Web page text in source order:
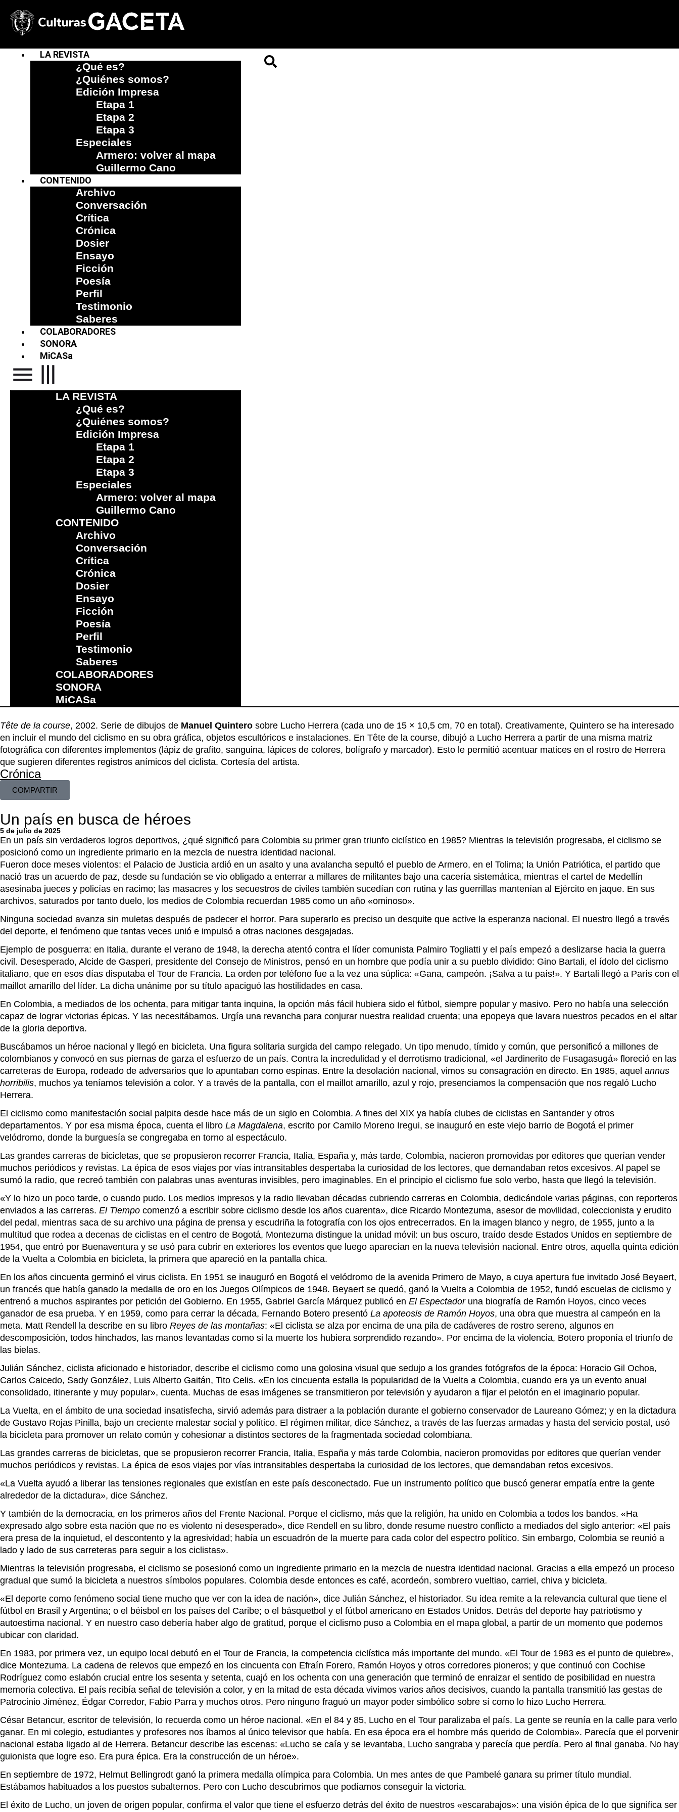
LA REVISTA
¿Qué es?
¿Quiénes somos?
Edición Impresa
Etapa 1
Etapa 2
Etapa 3
Especiales
Armero: volver al mapa
Guillermo Cano
CONTENIDO
Archivo
Conversación
Crítica
Crónica
Dosier
Ensayo
Ficción
Poesía
Perfil
Testimonio
Saberes
COLABORADORES
SONORA
MiCASa
LA REVISTA
¿Qué es?
¿Quiénes somos?
Edición Impresa
Etapa 1
Etapa 2
Etapa 3
Especiales
Armero: volver al mapa
Guillermo Cano
CONTENIDO
Archivo
Conversación
Crítica
Crónica
Dosier
Ensayo
Ficción
Poesía
Perfil
Testimonio
Saberes
COLABORADORES
SONORA
MiCASa
Tête de la course, 2002. Serie de dibujos de Manuel Quintero sobre Lucho Herrera (cada uno de 15 × 10,5 cm, 70 en total). Creativamente, Quintero se ha interesado
en incluir el mundo del ciclismo en su obra gráfica, objetos escultóricos e instalaciones. En Tête de la course, dibujó a Lucho Herrera a partir de una misma matriz
fotográfica con diferentes implementos (lápiz de grafito, sanguina, lápices de colores, bolígrafo y marcador). Esto le permitió acentuar matices en el rostro de Herrera
que sugieren diferentes registros anímicos del ciclista. Cortesía del artista.
Crónica
COMPARTIR
Un país en busca de héroes
5 de julio de 2025
En un país sin verdaderos logros deportivos, ¿qué significó para Colombia su primer gran triunfo ciclístico en 1985? Mientras la televisión progresaba, el ciclismo se
posicionó como un ingrediente primario en la mezcla de nuestra identidad nacional.
Fueron doce meses violentos: el Palacio de Justicia ardió en un asalto y una avalancha sepultó el pueblo de Armero, en el Tolima; la Unión Patriótica, el partido que
nació tras un acuerdo de paz, desde su fundación se vio obligado a enterrar a millares de militantes bajo una cacería sistemática, mientras el cartel de Medellín
asesinaba jueces y policías en racimo; las masacres y los secuestros de civiles también sucedían con rutina y las guerrillas mantenían al Ejército en jaque. En sus
archivos, saturados por tanto duelo, los medios de Colombia recuerdan 1985 como un año «ominoso».
Ninguna sociedad avanza sin muletas después de padecer el horror. Para superarlo es preciso un desquite que active la esperanza nacional. El nuestro llegó a través
del deporte, el fenómeno que tantas veces unió e impulsó a otras naciones desgajadas.
Ejemplo de posguerra: en Italia, durante el verano de 1948, la derecha atentó contra el líder comunista Palmiro Togliatti y el país empezó a deslizarse hacia la guerra
civil. Desesperado, Alcide de Gasperi, presidente del Consejo de Ministros, pensó en un hombre que podía unir a su pueblo dividido: Gino Bartali, el ídolo del ciclismo
italiano, que en esos días disputaba el Tour de Francia. La orden por teléfono fue a la vez una súplica: «Gana, campeón. ¡Salva a tu país!». Y Bartali llegó a París con el
maillot amarillo del líder. La dicha unánime por su título apaciguó las hostilidades en casa.
En Colombia, a mediados de los ochenta, para mitigar tanta inquina, la opción más fácil hubiera sido el fútbol, siempre popular y masivo. Pero no había una selección
capaz de lograr victorias épicas. Y las necesitábamos. Urgía una revancha para conjurar nuestra realidad cruenta; una epopeya que lavara nuestros pecados en el altar
de la gloria deportiva.
Buscábamos un héroe nacional y llegó en bicicleta. Una figura solitaria surgida del campo relegado. Un tipo menudo, tímido y común, que personificó a millones de
colombianos y convocó en sus piernas de garza el esfuerzo de un país. Contra la incredulidad y el derrotismo tradicional, «el Jardinerito de Fusagasugá» floreció en las
carreteras de Europa, rodeado de adversarios que lo apuntaban como espinas. Entre la desolación nacional, vimos su consagración en directo. En 1985, aquel annus
horribilis, muchos ya teníamos televisión a color. Y a través de la pantalla, con el maillot amarillo, azul y rojo, presenciamos la compensación que nos regaló Lucho
Herrera.
El ciclismo como manifestación social palpita desde hace más de un siglo en Colombia. A fines del XIX ya había clubes de ciclistas en Santander y otros
departamentos. Y por esa misma época, cuenta el libro La Magdalena, escrito por Camilo Moreno Iregui, se inauguró en este viejo barrio de Bogotá el primer
velódromo, donde la burguesía se congregaba en torno al espectáculo.
Las grandes carreras de bicicletas, que se propusieron recorrer Francia, Italia, España y, más tarde, Colombia, nacieron promovidas por editores que querían vender
muchos periódicos y revistas. La épica de esos viajes por vías intransitables despertaba la curiosidad de los lectores, que demandaban retos excesivos. Al papel se
sumó la radio, que recreó también con palabras unas aventuras invisibles, pero imaginables. En el principio el ciclismo fue solo verbo, hasta que llegó la televisión.
«Y lo hizo un poco tarde, o cuando pudo. Los medios impresos y la radio llevaban décadas cubriendo carreras en Colombia, dedicándole varias páginas, con reporteros
enviados a las carreras. El Tiempo comenzó a escribir sobre ciclismo desde los años cuarenta», dice Ricardo Montezuma, asesor de movilidad, coleccionista y erudito
del pedal, mientras saca de su archivo una página de prensa y escudriña la fotografía con los ojos entrecerrados. En la imagen blanco y negro, de 1955, junto a la
multitud que rodea a decenas de ciclistas en el centro de Bogotá, Montezuma distingue la unidad móvil: un bus oscuro, traído desde Estados Unidos en septiembre de
1954, que entró por Buenaventura y se usó para cubrir en exteriores los eventos que luego aparecían en la nueva televisión nacional. Entre otros, aquella quinta edición
de la Vuelta a Colombia en bicicleta, la primera que apareció en la pantalla chica.
En los años cincuenta germinó el virus ciclista. En 1951 se inauguró en Bogotá el velódromo de la avenida Primero de Mayo, a cuya apertura fue invitado José Beyaert,
un francés que había ganado la medalla de oro en los Juegos Olímpicos de 1948. Beyaert se quedó, ganó la Vuelta a Colombia de 1952, fundó escuelas de ciclismo y
entrenó a muchos aspirantes por petición del Gobierno. En 1955, Gabriel García Márquez publicó en El Espectadoruna biografía de Ramón Hoyos, cinco veces
ganador de esa prueba. Y en 1959, como para cerrar la década, Fernando Botero presentó La apoteosis de Ramón Hoyos, una obra que muestra al campeón en la
meta. Matt Rendell la describe en su libro Reyes de las montañas: «El ciclista se alza por encima de una pila de cadáveres de rostro sereno, algunos en
descomposición, todos hinchados, las manos levantadas como si la muerte los hubiera sorprendido rezando». Por encima de la violencia, Botero proponía el triunfo de
las bielas.
Julián Sánchez, ciclista aficionado e historiador, describe el ciclismo como una golosina visual que sedujo a los grandes fotógrafos de la época: Horacio Gil Ochoa,
Carlos Caicedo, Sady González, Luis Alberto Gaitán, Tito Celis. «En los cincuenta estalla la popularidad de la Vuelta a Colombia, cuando era ya un evento anual
consolidado, itinerante y muy popular», cuenta. Muchas de esas imágenes se transmitieron por televisión y ayudaron a fijar el pelotón en el imaginario popular.
La Vuelta, en el ámbito de una sociedad insatisfecha, sirvió además para distraer a la población durante el gobierno conservador de Laureano Gómez; y en la dictadura
de Gustavo Rojas Pinilla, bajo un creciente malestar social y político. El régimen militar, dice Sánchez, a través de las fuerzas armadas y hasta del servicio postal, usó
la bicicleta para promover un relato común y cohesionar a distintos sectores de la fragmentada sociedad colombiana.
Las grandes carreras de bicicletas, que se propusieron recorrer Francia, Italia, España y más tarde Colombia, nacieron promovidas por editores que querían vender
muchos periódicos y revistas. La épica de esos viajes por vías intransitables despertaba la curiosidad de los lectores, que demandaban retos excesivos.
«La Vuelta ayudó a liberar las tensiones regionales que existían en este país desconectado. Fue un instrumento político que buscó generar empatía entre la gente
alrededor de la dictadura», dice Sánchez.
Y también de la democracia, en los primeros años del Frente Nacional. Porque el ciclismo, más que la religión, ha unido en Colombia a todos los bandos. «Ha
expresado algo sobre esta nación que no es violento ni desesperado», dice Rendell en su libro, donde resume nuestro conflicto a mediados del siglo anterior: «El país
era presa de la inquietud, el descontento y la agresividad; había un escuadrón de la muerte para cada color del espectro político. Sin embargo, Colombia se reunió a
lado y lado de sus carreteras para seguir a los ciclistas».
Mientras la televisión progresaba, el ciclismo se posesionó como un ingrediente primario en la mezcla de nuestra identidad nacional. Gracias a ella empezó un proceso
gradual que sumó la bicicleta a nuestros símbolos populares. Colombia desde entonces es café, acordeón, sombrero vueltiao, carriel, chiva y bicicleta.
«El deporte como fenómeno social tiene mucho que ver con la idea de nación», dice Julián Sánchez, el historiador. Su idea remite a la relevancia cultural que tiene el
fútbol en Brasil y Argentina; o el béisbol en los países del Caribe; o el básquetbol y el fútbol americano en Estados Unidos. Detrás del deporte hay patriotismo y
autoestima nacional. Y en nuestro caso debería haber algo de gratitud, porque el ciclismo puso a Colombia en el mapa global, a partir de un momento que podemos
ubicar con claridad.
En 1983, por primera vez, un equipo local debutó en el Tour de Francia, la competencia ciclística más importante del mundo. «El Tour de 1983 es el punto de quiebre»,
dice Montezuma. La cadena de relevos que empezó en los cincuenta con Efraín Forero, Ramón Hoyos y otros corredores pioneros; y que continuó con Cochise
Rodríguez como eslabón crucial entre los sesenta y setenta, cuajó en los ochenta con una generación que terminó de enraizar el sentido de posibilidad en nuestra
memoria colectiva. El país recibía señal de televisión a color, y en la mitad de esta década vivimos varios años decisivos, cuando la pantalla transmitió las gestas de
Patrocinio Jiménez, Édgar Corredor, Fabio Parra y muchos otros. Pero ninguno fraguó un mayor poder simbólico sobre sí como lo hizo Lucho Herrera.
César Betancur, escritor de televisión, lo recuerda como un héroe nacional. «En el 84 y 85, Lucho en el Tour paralizaba el país. La gente se reunía en la calle para verlo
ganar. En mi colegio, estudiantes y profesores nos íbamos al único televisor que había. En esa época era el hombre más querido de Colombia». Parecía que el porvenir
nacional estaba ligado al de Herrera. Betancur describe las escenas: «Lucho se caía y se levantaba, Lucho sangraba y parecía que perdía. Pero al final ganaba. No hay
guionista que logre eso. Era pura épica. Era la construcción de un héroe».
En septiembre de 1972, Helmut Bellingrodt ganó la primera medalla olímpica para Colombia. Un mes antes de que Pambelé ganara su primer título mundial.
Estábamos habituados a los puestos subalternos. Pero con Lucho descubrimos que podíamos conseguir la victoria.
El éxito de Lucho, un joven de origen popular, confirma el valor que tiene el esfuerzo detrás del éxito de nuestros «escarabajos»: una visión épica de lo que significa ser